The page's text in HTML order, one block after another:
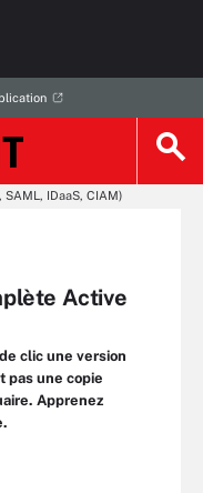
SAML, IDaaS, CIAM)
Active
clic une version
pas une copie
Apprenez